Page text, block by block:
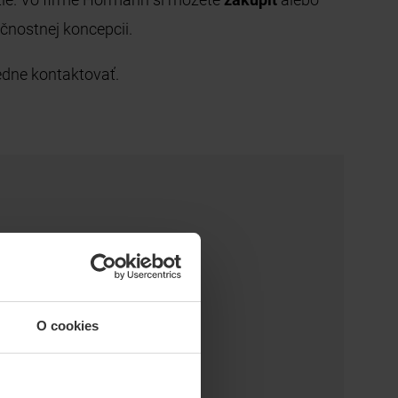
O cookies
koncepcii.
kontaktovať.